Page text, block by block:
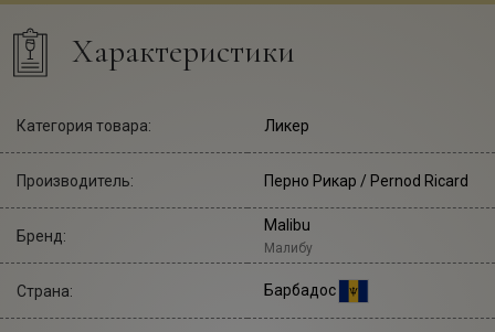
Характеристики
Категория товара: Ликер
Производитель: Перно Рикар / Pernod Ricard
Бренд:
Malibu
Малибу
Страна: Барбадос